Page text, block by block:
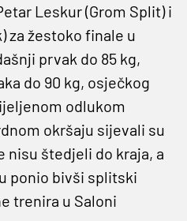
Leskur (Grom Split) i
za žestoko finale u
prvak do 85 kg,
do 90 kg, osječkog
odlukom
okršaju sijevali su
nisu štedjeli do kraja, a
ponio bivši splitski
trenira u Saloni